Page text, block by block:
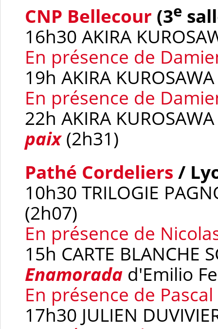
CNP Bellecour (3e
16h30 AKIRA
En présence de
19h AKIRA
En présence de
22h AKIRA
paix(2h31)
Pathé Cordeliers /
10h30 TRILOGIE
(2h07)
En présence de
15h CARTE BLANCHE
Enamorada d'Emilio
En présence de
17h30 JULIEN